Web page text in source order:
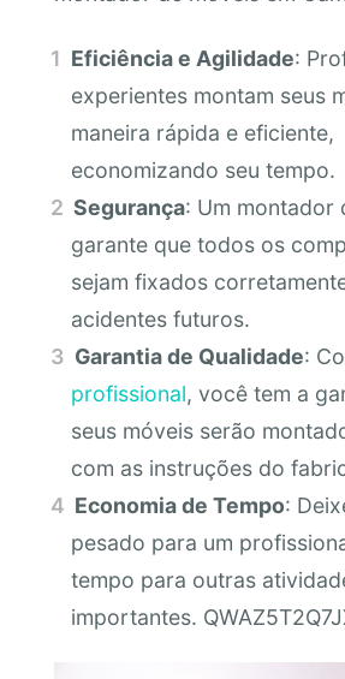
Eficiência e Agilidade:
experientes montam seus
maneira rápida e eficiente,
economizando seu tempo.
Segurança: Um montador
garante que todos os
sejam fixados
acidentes futuros.
Garantia de Qualidade:
profissional, você tem a
seus móveis serão
com as instruções do
Economia de Tempo:
pesado para um
tempo para outras
importantes.